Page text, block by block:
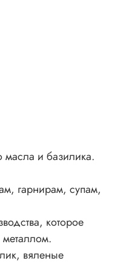
и базилика.
гарнирам, супам,
которое
вяленые